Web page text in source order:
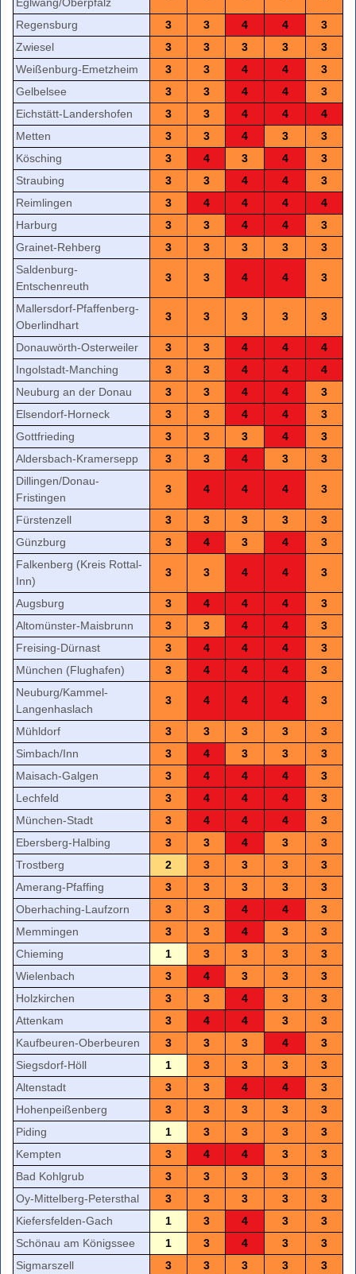
Regensburg 3 3 4 4
3
Zwiesel
3 3 3 3
3
Weißenburg-Emetzheim
3 3 4 4
3
Gelbelsee
3 3 4 4
3
Eichstätt-Landershofen
3 3 4 4
4
Metten
3 3 4 3
3
Kösching
3 4 3 4
3
Straubing
3 3 4 4
3
Reimlingen
3 4 4 4
4
Harburg
3 3 4 4
3
Grainet-Rehberg
3 3 3 3
3
Saldenburg-
Entschenreuth
3 3 4 4 3
Mallersdorf-Pfaffenberg-
Oberlindhart
3 3 3 3 3
Donauwörth-Osterweiler 3 3 4 4
4
Ingolstadt-Manching
3 3 4 4
4
Neuburg an der Donau
3 3 4 4
3
Elsendorf-Horneck
3 3 4 4
3
Gottfrieding
3 3 3 4
3
Aldersbach-Kramersepp
3 3 4 3
3
Dillingen/Donau-
Fristingen
3 4 4 4 3
Fürstenzell 3 3 3 3
3
Günzburg
3 4 3 4
3
Falkenberg (Kreis Rottal-
Inn)
3 3 4 4 3
Augsburg 3 4 4 4
3
Altomünster-Maisbrunn
3 3 4 4
3
Freising-Dürnast
3 4 4 4
3
München (Flughafen)
3 4 4 4
3
Neuburg/Kammel-
Langenhaslach
3 4 4 4 3
Mühldorf 3 3 3 3
3
Simbach/Inn
3 4 3 3
3
Maisach-Galgen
3 4 4 4
3
Lechfeld
3 4 4 4
3
München-Stadt
3 4 4 4
3
Ebersberg-Halbing
3 3 4 3
3
Trostberg
2 3 3 3
3
Amerang-Pfaffing
3 3 3 3
3
Oberhaching-Laufzorn
3 3 4 4
3
Memmingen
3 3 4 3
3
Chieming
1 3 3 3
3
Wielenbach
3 4 3 3
3
Holzkirchen
3 3 4 3
3
Attenkam
3 4 4 3
3
Kaufbeuren-Oberbeuren
3 3 3 4
3
Siegsdorf-Höll
1 3 3 3
3
Altenstadt
3 3 4 4
3
Hohenpeißenberg
3 3 3 3
3
Piding
1 3 3 3
3
Kempten
3 4 4 3
3
Bad Kohlgrub
3 3 3 3
3
Oy-Mittelberg-Petersthal
3 3 3 3
3
Kiefersfelden-Gach
1 3 4 3
3
Schönau am Königssee
1 3 4 3
3
Sigmarszell
3 3 3 3
3